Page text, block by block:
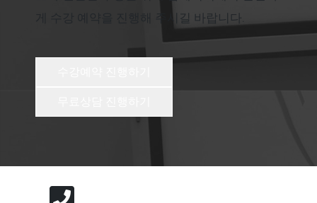
게 수강 예약을 진행해 주시길 바랍니다.